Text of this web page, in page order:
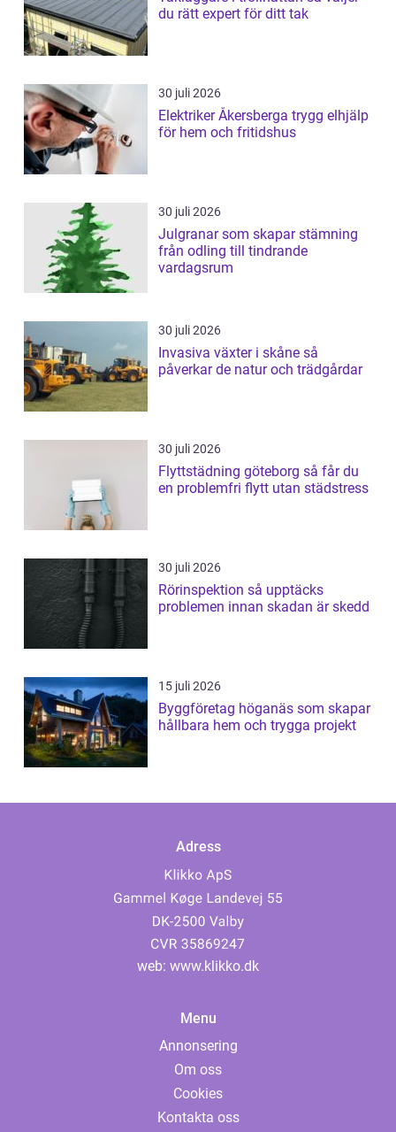
du rätt expert för ditt tak
30 juli 2026
Elektriker Åkersberga trygg elhjälp
för hem och fritidshus
30 juli 2026
Julgranar som skapar stämning
från odling till tindrande
vardagsrum
30 juli 2026
Invasiva växter i skåne så
påverkar de natur och trädgårdar
30 juli 2026
Flyttstädning göteborg så får du
en problemfri flytt utan städstress
30 juli 2026
Rörinspektion så upptäcks
problemen innan skadan är skedd
15 juli 2026
Byggföretag höganäs som skapar
hållbara hem och trygga projekt
Adress
web: www.klikko.dk
Menu
Annonsering
Om oss
Cookies
Kontakta oss